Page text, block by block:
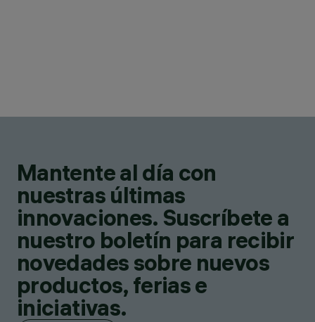
Mantente al día con
nuestras últimas
innovaciones. Suscríbete a
nuestro boletín para recibir
novedades sobre nuevos
productos, ferias e
iniciativas.